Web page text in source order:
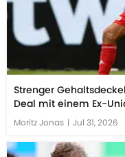
Strenger
Deal mit einem Ex-
Moritz Jonas | Jul 31, 2026